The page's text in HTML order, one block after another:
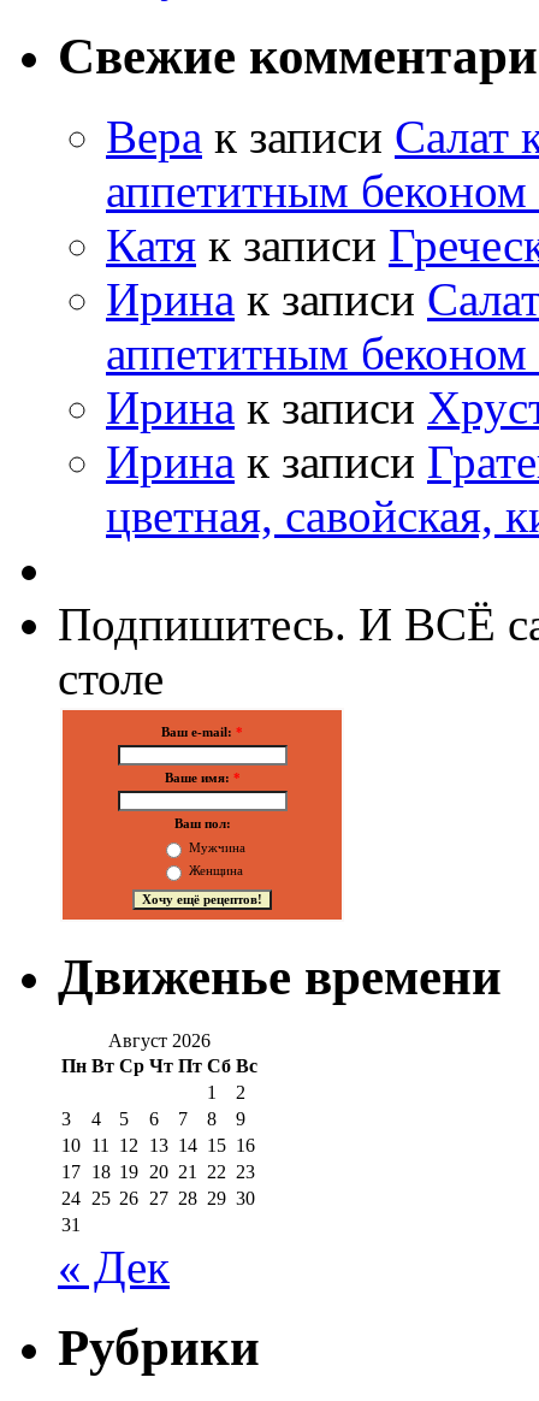
Свежие
Вера к записи Салат
аппетитным
Катя к записи
Ирина к записи
аппетитным
Ирина к записи
Ирина к записи
цветная, савойская,
Подпишитесь. И ВСЁ
столе
Ваш e-mail: *
Ваше имя: *
Ваш пол:
Мужчина
Женщина
Движенье времени
Август 2026
Пн Вт Ср Чт Пт Сб Вс
1
2
3
4 5 6 7 8
9
10 11 12 13 14 15 16
17 18 19 20 21 22 23
24 25 26 27 28 29 30
31
« Дек
Рубрики